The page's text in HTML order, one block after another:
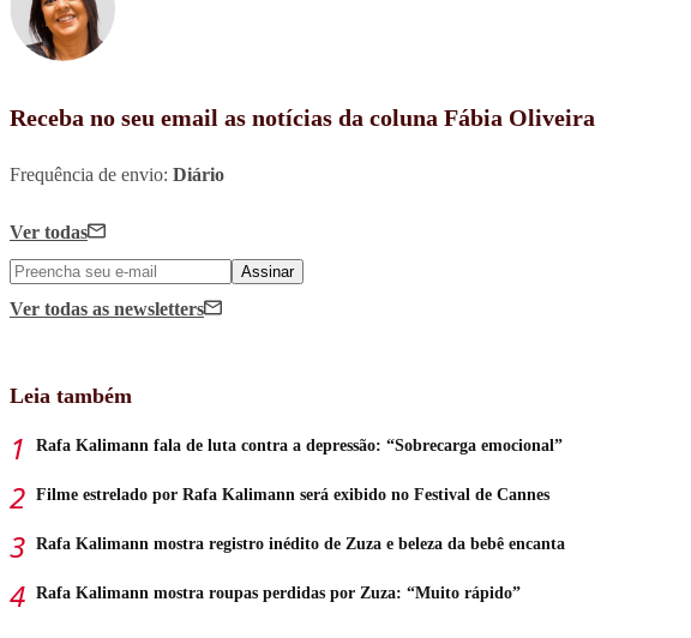
Receba no seu email as notícias da coluna Fábia Oliveira
Frequência de envio: Diário
Ver todas
Assinar
Ver todas as newsletters
Leia também
Rafa Kalimann fala de luta contra a depressão: “Sobrecarga emocional”
Filme estrelado por Rafa Kalimann será exibido no Festival de Cannes
Rafa Kalimann mostra registro inédito de Zuza e beleza da bebê encanta
Rafa Kalimann mostra roupas perdidas por Zuza: “Muito rápido”